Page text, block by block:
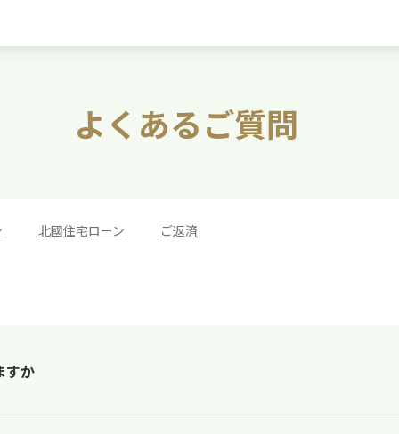
よくあるご質問
北國住宅ローン ご返済
すか